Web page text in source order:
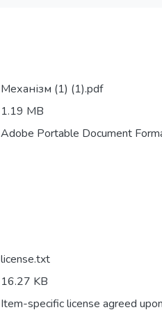
Механізм (1) (1).pdf
1.19 MB
Adobe Portable Document
license.txt
16.27 KB
Item-specific license agreed